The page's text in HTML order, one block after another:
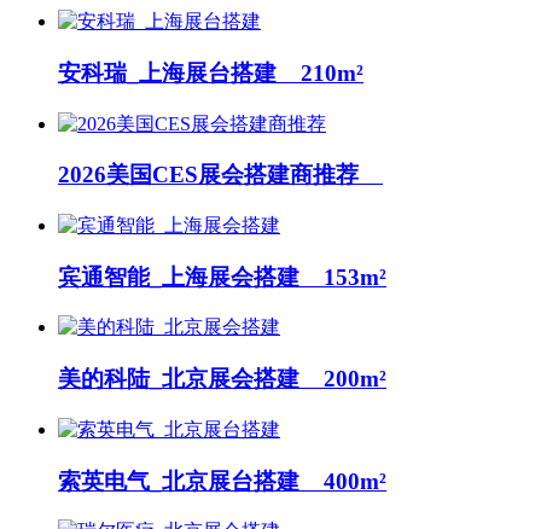
安科瑞_上海展台搭建 210m²
2026美国CES展会搭建商推荐
宾通智能_上海展会搭建 153m²
美的科陆_北京展会搭建 200m²
索英电气_北京展台搭建 400m²